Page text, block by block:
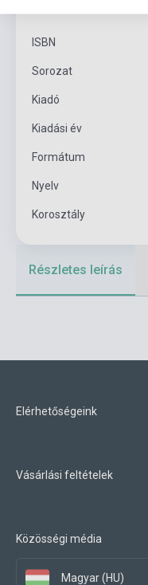
ISBN
Sorozat
Kiadó
Kiadási év
Formátum
Nyelv
Korosztály
Részletes leírás
Elérhetőségeink
Vásárlási feltételek
Közösségi média
Magyar (HU)